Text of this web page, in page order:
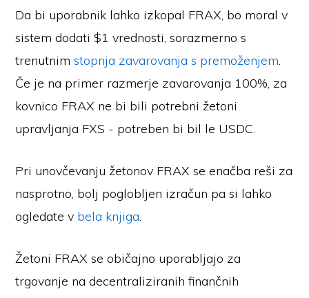
Da bi uporabnik lahko izkopal FRAX, bo moral v
sistem dodati $1 vrednosti, sorazmerno s
trenutnimstopnja zavarovanja s premoženjem.
Če je na primer razmerje zavarovanja 100%, za
kovnico FRAX ne bi bili potrebni žetoni
upravljanja FXS - potreben bi bil le USDC.
Pri unovčevanju žetonov FRAX se enačba reši za
nasprotno, bolj poglobljen izračun pa si lahko
ogledate v bela knjiga.
Žetoni FRAX se običajno uporabljajo za
trgovanje na decentraliziranih finančnih